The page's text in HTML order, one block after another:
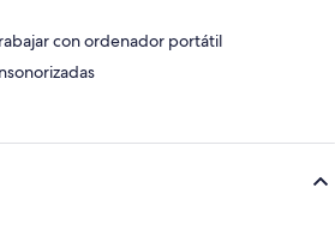
con ordenador portátil